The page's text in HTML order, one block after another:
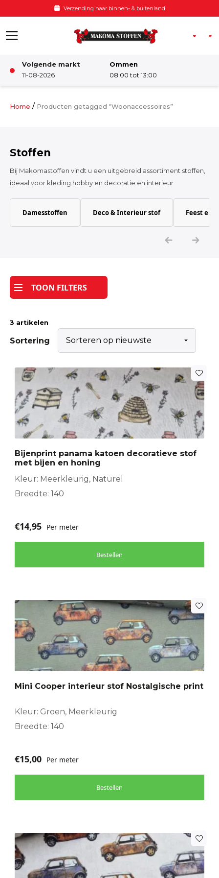
Voor 12:00 besteld, zelfde dag verzonden
Volgende markt
11-08-2026
Ommen
08:00 tot 13:00
Damesstoffen
Katoen
Tijdpakker stof
Home / Producten getagged “Woonaccessoires”
Stoffen
Bij Makomastoffen vindt u een uitgebreid assortiment stoffen,
ideaal voor kleding hobby en decoratie en interieur
Damesstoffen Deco & Interieur stof Feest en
TOON FILTERS
3 artikelen
Sortering
Bijenprint panama katoen decoratieve stof
met bijen en honing
Kleur: Meerkleurig, Naturel
Breedte: 140
€14,95 Per meter
Bestellen
Mini Cooper interieur stof Nostalgische print
Kleur: Groen, Meerkleurig
Breedte: 140
€15,00 Per meter
Bestellen